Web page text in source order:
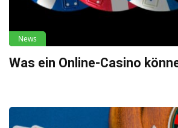
News
Was ein Online-Casino